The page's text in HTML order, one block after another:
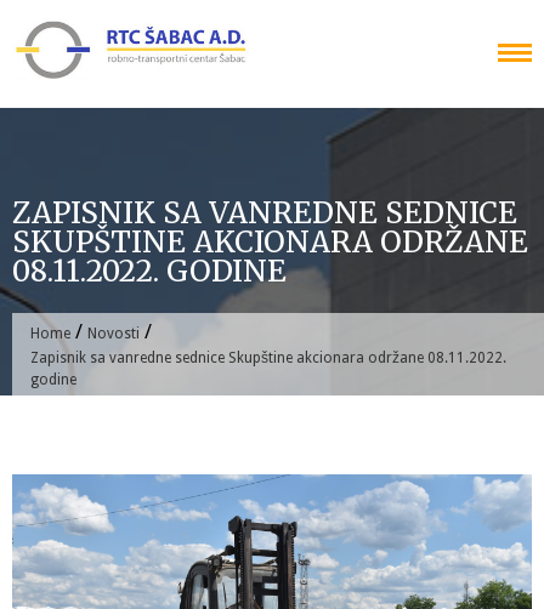
to
content
ZAPISNIK SA VANREDNE SEDNICE
SKUPŠTINE AKCIONARA ODRŽANE
08.11.2022. GODINE
Home / Novosti /
Zapisnik sa vanredne sednice Skupštine akcionara održane 08.11.2022.
godine